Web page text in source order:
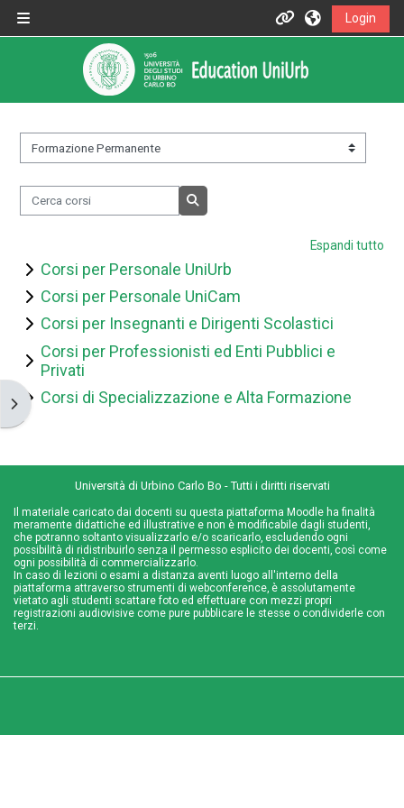
Informazioni
Informazioni generali
Istruzioni per docenti
Istruzioni per studenti
Contatti
Portale UniUrb
Login
Apri il cassetto del blocco
&nbsp;
Cerca corsi
Espandi tutto
Corsi per Personale UniUrb
Corsi per Personale UniCam
Corsi per Insegnanti e Dirigenti Scolastici
Corsi per Professionisti ed Enti Pubblici e
Privati
Corsi di Specializzazione e Alta Formazione
Università di Urbino Carlo Bo - Tutti i diritti riservati
Il materiale caricato dai docenti su questa piattaforma Moodle ha finalità
meramente didattiche ed illustrative e non è modificabile dagli studenti,
che potranno soltanto visualizzarlo e/o scaricarlo, escludendo ogni
possibilità di ridistribuirlo senza il permesso esplicito dei docenti, così come
ogni possibilità di commercializzarlo.
In caso di lezioni o esami a distanza aventi luogo all'interno della
piattaforma attraverso strumenti di webconference, è assolutamente
vietato agli studenti scattare foto ed effettuare con mezzi propri
registrazioni audiovisive come pure pubblicare le stesse o condividerle con
terzi.